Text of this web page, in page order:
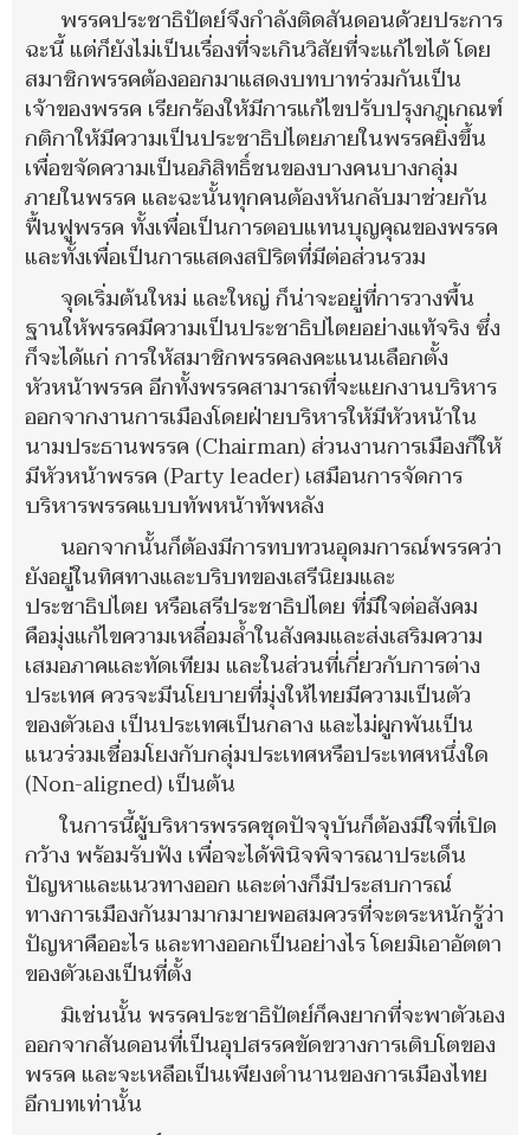
พรรคประชาธิปัตย์จึงกำลังติดสันดอนด้วยประการ
ฉะนี้ แต่ก็ยังไม่เป็นเรื่องที่จะเกินวิสัยที่จะแก้ไขได้ โดย
สมาชิกพรรคต้องออกมาแสดงบทบาทร่วมกันเป็น
เจ้าของพรรค เรียกร้องให้มีการแก้ไขปรับปรุงกฎเกณฑ์
กติกาให้มีความเป็นประชาธิปไตยภายในพรรคยิ่งขึ้น
เพื่อขจัดความเป็นอภิสิทธิ์ชนของบางคนบางกลุ่ม
ภายในพรรค และฉะนั้นทุกคนต้องหันกลับมาช่วยกัน
ฟื้นฟูพรรค ทั้งเพื่อเป็นการตอบแทนบุญคุณของพรรค
และทั้งเพื่อเป็นการแสดงสปิริตที่มีต่อส่วนรวม
จุดเริ่มต้นใหม่ และใหญ่ ก็น่าจะอยู่ที่การวางพื้น
ฐานให้พรรคมีความเป็นประชาธิปไตยอย่างแท้จริง ซึ่ง
ก็จะได้แก่ การให้สมาชิกพรรคลงคะแนนเลือกตั้ง
หัวหน้าพรรค อีกทั้งพรรคสามารถที่จะแยกงานบริหาร
ออกจากงานการเมืองโดยฝ่ายบริหารให้มีหัวหน้าใน
นามประธานพรรค (Chairman) ส่วนงานการเมืองก็ให้
มีหัวหน้าพรรค (Party leader) เสมือนการจัดการ
บริหารพรรคแบบทัพหน้าทัพหลัง
นอกจากนั้นก็ต้องมีการทบทวนอุดมการณ์พรรคว่า
ยังอยู่ในทิศทางและบริบทของเสรีนิยมและ
ประชาธิปไตย หรือเสรีประชาธิปไตย ที่มีใจต่อสังคม
คือมุ่งแก้ไขความเหลื่อมล้ำในสังคมและส่งเสริมความ
เสมอภาคและทัดเทียม และในส่วนที่เกี่ยวกับการต่าง
ประเทศ ควรจะมีนโยบายที่มุ่งให้ไทยมีความเป็นตัว
ของตัวเอง เป็นประเทศเป็นกลาง และไม่ผูกพันเป็น
แนวร่วมเชื่อมโยงกับกลุ่มประเทศหรือประเทศหนึ่งใด
(Non-aligned) เป็นต้น
ในการนี้ผู้บริหารพรรคชุดปัจจุบันก็ต้องมีใจที่เปิด
กว้าง พร้อมรับฟัง เพื่อจะได้พินิจพิจารณาประเด็น
ปัญหาและแนวทางออก และต่างก็มีประสบการณ์
ทางการเมืองกันมามากมายพอสมควรที่จะตระหนักรู้ว่า
ปัญหาคืออะไร และทางออกเป็นอย่างไร โดยมิเอาอัตตา
ของตัวเองเป็นที่ตั้ง
มิเช่นนั้น พรรคประชาธิปัตย์ก็คงยากที่จะพาตัวเอง
ออกจากสันดอนที่เป็นอุปสรรคขัดขวางการเติบโตของ
พรรค และจะเหลือเป็นเพียงตำนานของการเมืองไทย
อีกบทเท่านั้น